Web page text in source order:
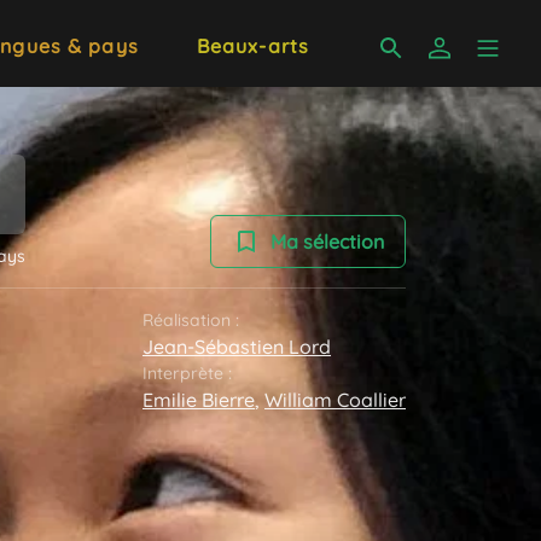
& pays Beaux-arts
Ma sélection
Réalisation :
Jean-Sébastien Lord
Interprète :
Emilie Bierre, William Coallier